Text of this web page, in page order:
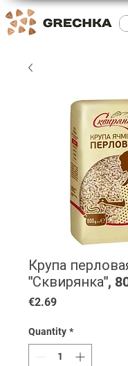
Крупа
"Сквирянка",
€2.69Price
Quantity *